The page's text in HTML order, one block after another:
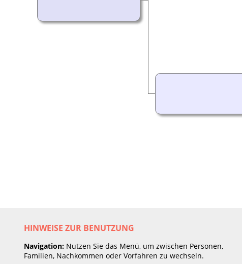
HINWEISE ZUR BENUTZUNG
Navigation: Nutzen Sie das Menü, um zwischen Personen,
Familien, Nachkommen oder Vorfahren zu wechseln.